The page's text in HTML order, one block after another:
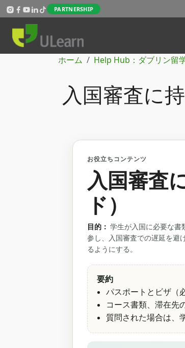
メインコンテンツに移動
PARTNERSHIP
パンくず
ホーム Help Hub：ダブリン留
入国審査に
お役立ちコンテンツ
入国審査
ド）
目的： 学生が入国に必要な書
参し、入国審査での遅延を避
るようにする。
要約
パスポートとビザ（
コース書類、滞在先
質問された場合は、